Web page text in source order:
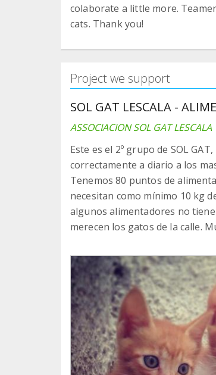
colaborate a little more.
cats. Thank you!
Project we support
SOL GAT LESCALA -
ASSOCIACION SOL GAT LESCALA
Este es el 2º grupo de SOL
correctamente a diario a los
Tenemos 80 puntos de
necesitan como mínimo 10 kg
algunos alimentadores no
merecen los gatos de la calle.